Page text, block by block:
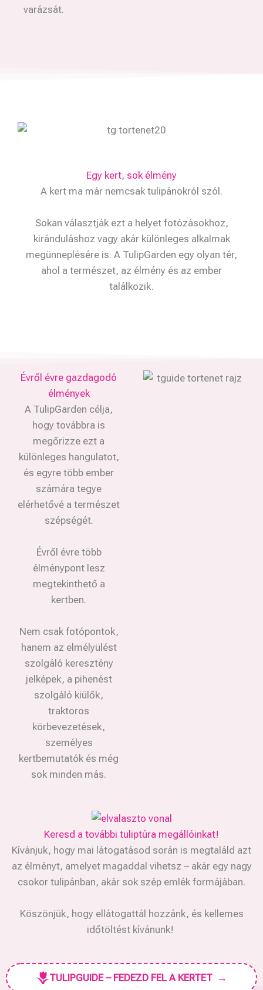
varázsát.
Egy kert, sok élmény
A kert ma már nemcsak tulipánokról szól.
Sokan választják ezt a helyet fotózásokhoz,
kiránduláshoz vagy akár különleges alkalmak
megünneplésére is. A TulipGarden egy olyan tér,
ahol a természet, az élmény és az ember
találkozik.
Évről évre gazdagodó
élmények
A TulipGarden célja,
hogy továbbra is
megőrizze ezt a
különleges hangulatot,
és egyre több ember
számára tegye
elérhetővé a természet
szépségét.
Évről évre több
élménypont lesz
megtekinthető a
kertben.
Nem csak fotópontok,
hanem az elmélyülést
szolgáló keresztény
jelképek, a pihenést
szolgáló kiülők,
traktoros
körbevezetések,
személyes
kertbemutatók és még
sok minden más.
Keresd a további tuliptúra megállóinkat!
Kívánjuk, hogy mai látogatásod során is megtaláld azt
az élményt, amelyet magaddal vihetsz – akár egy nagy
csokor tulipánban, akár sok szép emlék formájában.
Köszönjük, hogy ellátogattál hozzánk, és kellemes
időtöltést kívánunk!
TULIPGUIDE – FEDEZD FEL A KERTET →